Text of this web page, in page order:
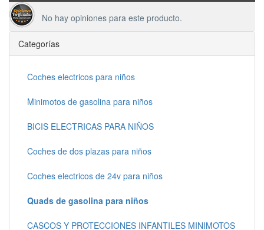
No hay opiniones para este producto.
Categorías
Coches electricos para niños
Minimotos de gasolina para niños
BICIS ELECTRICAS PARA NIÑOS
Coches de dos plazas para niños
Coches electricos de 24v para niños
Quads de gasolina para niños
CASCOS Y PROTECCIONES INFANTILES MINIMOTOS